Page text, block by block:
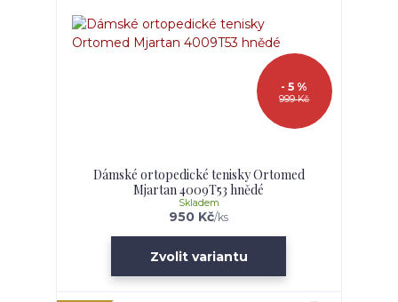
999 Kč
- 5 %
Dámské ortopedické tenisky Ortomed
Mjartan 4009T53 hnědé
950 Kč/ks
Skladem
Zvolit variantu